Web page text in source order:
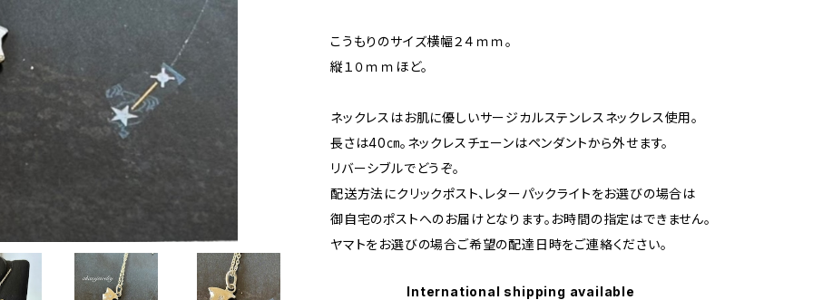
こうもりのサイズ横幅２４ｍｍ。
縦１０ｍｍほど。
ネックレスはお肌に優しいサージカルステンレスネックレス使用。
長さは40㎝。ネックレスチェーンはペンダントから外せます。
リバーシブルでどうぞ。
配送方法にクリックポスト、レターパックライトをお選びの場合は
御自宅のポストへのお届けとなります。お時間の指定はできません。
ヤマトをお選びの場合ご希望の配達日時をご連絡ください。
International shipping available